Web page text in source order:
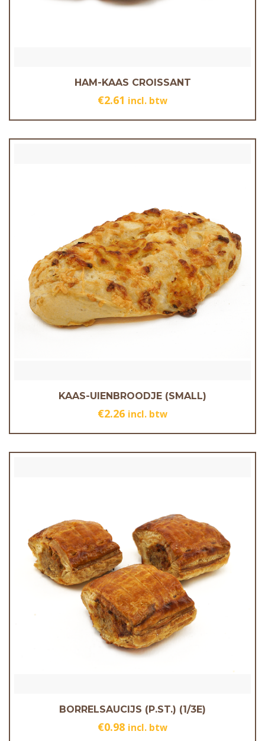
HAM-KAAS CROISSANT
€2.61 incl. btw
KAAS-UIENBROODJE (SMALL)
€2.26 incl. btw
BORRELSAUCIJS (P.ST.) (1/3E)
€0.98 incl. btw